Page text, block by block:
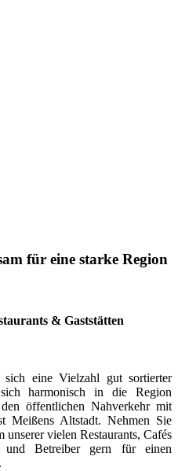
für eine starke Region
& Gaststätten
sich eine Vielzahl gut sortierter
harmonisch in die Region
öffentlichen Nahverkehr mit
Meißens Altstadt. Nehmen Sie
vielen Restaurants, Cafés
und Betreiber gern für einen